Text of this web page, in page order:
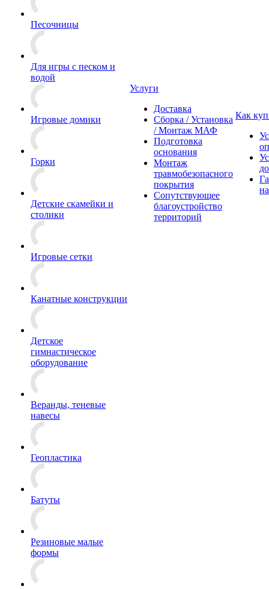
Песочницы
Для игры с песком и
водой
Игровые домики
Горки
Детские скамейки и
столики
Игровые сетки
Канатные конструкции
Детское
гимнастическое
оборудование
Веранды, теневые
навесы
Геопластика
Батуты
Резиновые малые
формы
Услуги
Доставка
Сборка / Установка
/ Монтаж МАФ
Подготовка
основания
Монтаж
травмобезопасного
покрытия
Сопутствующее
благоустройство
территорий
Как